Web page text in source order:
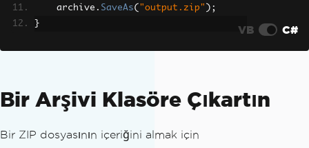
    archive
. SaveAs( "output.zip" );
}
VB C#
Bir Arşivi Klasöre Çıkartın
Bir ZIP dosyasının içeriğini almak için